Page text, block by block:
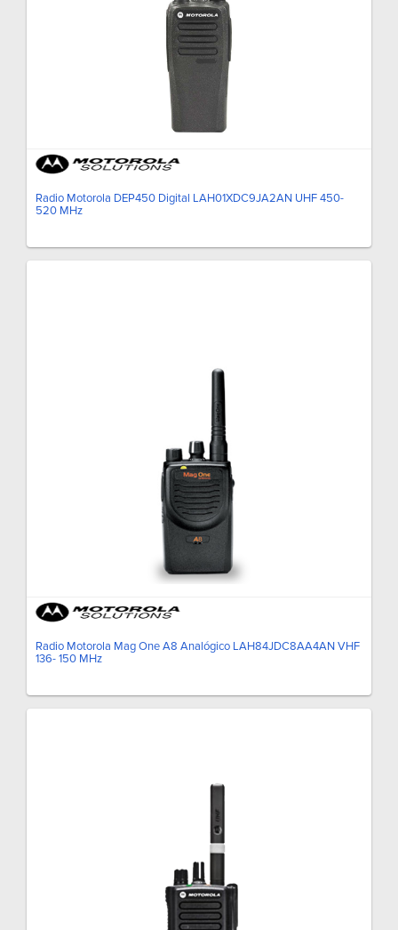
Radio Motorola DEP450 Digital LAH01XDC9JA2AN UHF 450-
520 MHz
Radio Motorola Mag One A8 Analógico LAH84JDC8AA4AN VHF
136- 150 MHz